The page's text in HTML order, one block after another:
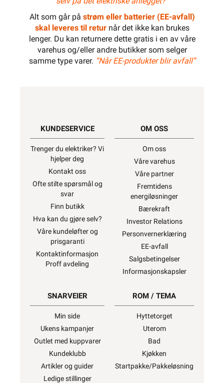
Alt som går på strøm eller batterier (EE-avfall)
skal leveres til returnår det ikke kan brukes
lenger. Du kan returnere dette gratis i en av våre
varehus og/eller andre butikker som selger
samme type varer. “Når EE-produkter blir avfall”
KUNDESERVICE
Trenger du elektriker? Vi
hjelper deg
Kontakt oss
Ofte stilte spørsmål og
svar
Finn butikk
Hva kan du gjøre selv?
Våre kundeløfter og
prisgaranti
Kontaktinformasjon
Proff avdeling
OM OSS
Om oss
Våre varehus
Våre partner
Fremtidens
energiløsninger
Bærekraft
Investor Relations
Personvernerklæring
EE-avfall
Salgsbetingelser
Informasjonskapsler
SNARVEIER
Min side
Ukens kampanjer
Outlet med kuppvarer
Kundeklubb
Artikler og guider
Ledige stillinger
ROM / TEMA
Hyttetorget
Uterom
Bad
Kjøkken
Startpakke/Pakkeløsning